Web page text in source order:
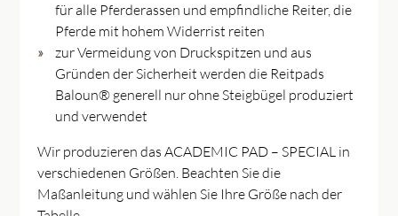
für alle Pferderassen und empfindliche Reiter, die
Pferde mit hohem Widerrist reiten
zur Vermeidung von Druckspitzen und aus
Gründen der Sicherheit werden die Reitpads
Baloun® generell nur ohne Steigbügel produziert
und verwendet
Wir produzieren das ACADEMIC PAD – SPECIAL in
verschiedenen Größen. Beachten Sie die
Maßanleitung und wählen Sie Ihre Größe nach der